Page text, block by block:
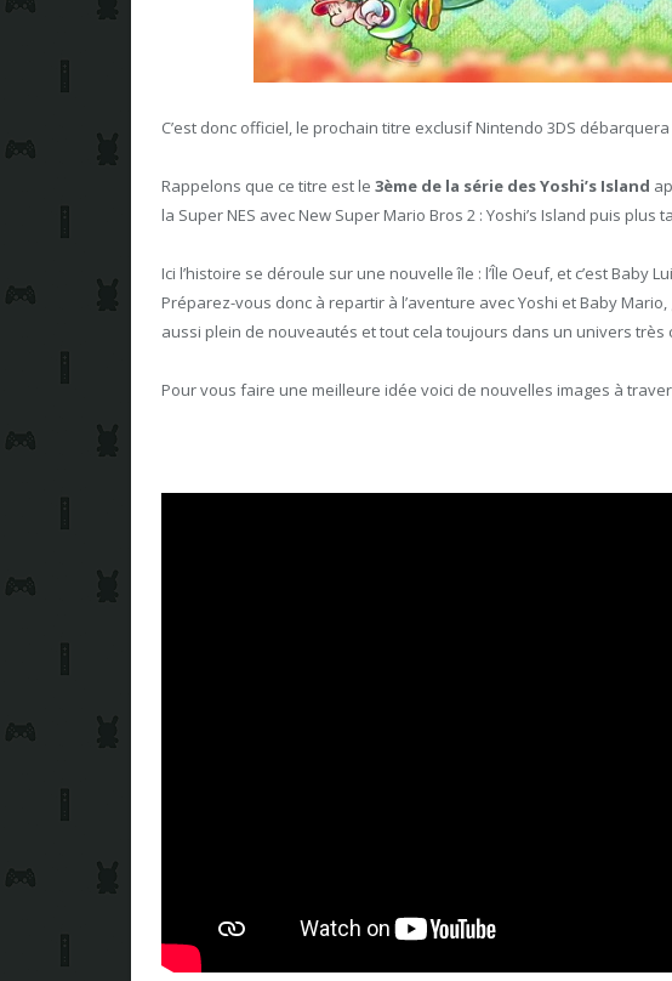
C’est donc officiel, le prochain titre exclusif Nintendo 3DS
Rappelons que ce titre est le 3ème de la série des Yoshi’s Island
la Super NES avec New Super Mario Bros 2 : Yoshi’s Island puis plus
Ici l’histoire se déroule sur une nouvelle île : l’Île Oeuf, et c’est Baby
Préparez-vous donc à repartir à l’aventure avec Yoshi et Baby
aussi plein de nouveautés et tout cela toujours dans un univers très
Pour vous faire une meilleure idée voici de nouvelles images à